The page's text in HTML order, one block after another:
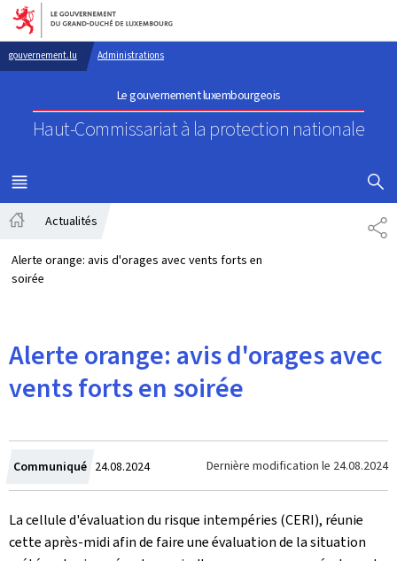
Aller au menu principal
Aller au contenu
gouvernement.lu Administrations
Le gouvernement luxembourgeois
Haut-Commissariat à la protection nationale
MENU
PRINCIPAL
Actualités
Alerte orange: avis d'orages avec vents forts en
soirée
Alerte orange: avis d'orages avec
vents forts en soirée
Communiqué Crée
le
24.08.2024 Dernière modification le 24.08.2024
La cellule d'évaluation du risque intempéries (CERI), réunie
cette après-midi afin de faire une évaluation de la situation